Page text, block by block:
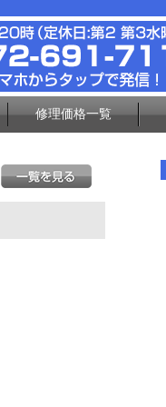
修理価格一覧